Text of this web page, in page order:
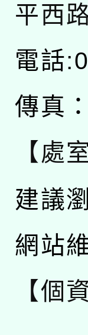
平西
電話
傳真
【處
建議
網站
【個